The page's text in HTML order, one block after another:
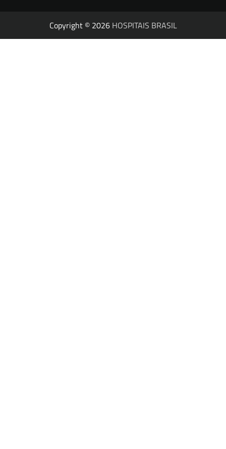
Copyright © 2026 HOSPITAIS BRASIL